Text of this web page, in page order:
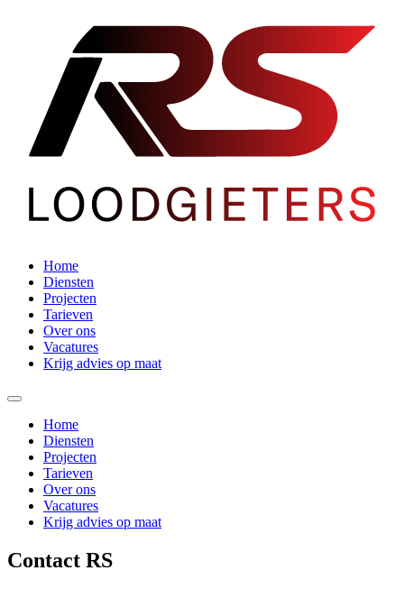
Home
Diensten
Projecten
Tarieven
Over ons
Vacatures
Krijg advies op maat
Home
Diensten
Projecten
Tarieven
Over ons
Vacatures
Krijg advies op maat
Contact RS